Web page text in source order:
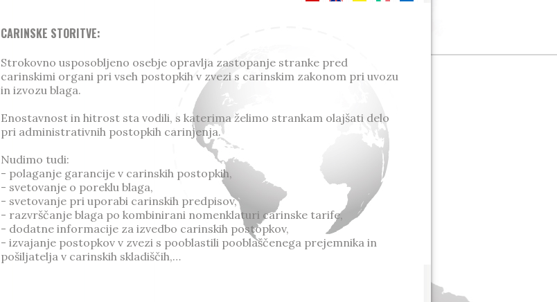
CARINSKE STORITVE:
Strokovno usposobljeno osebje opravlja zastopanje stranke pred
carinskimi organi pri vseh postopkih v zvezi s carinskim zakonom pri uvozu
in izvozu blaga.
Enostavnost in hitrost sta vodili, s katerima želimo strankam olajšati delo
pri administrativnih postopkih carinjenja.
Nudimo tudi:
- polaganje garancije v carinskih postopkih,
- svetovanje o poreklu blaga,
- svetovanje pri uporabi carinskih predpisov,
- razvrščanje blaga po kombinirani nomenklaturi carinske tarife,
- dodatne informacije za izvedbo carinskih postopkov,
- izvajanje postopkov v zvezi s pooblastili pooblaščenega prejemnika in
pošiljatelja v carinskih skladiščih,…